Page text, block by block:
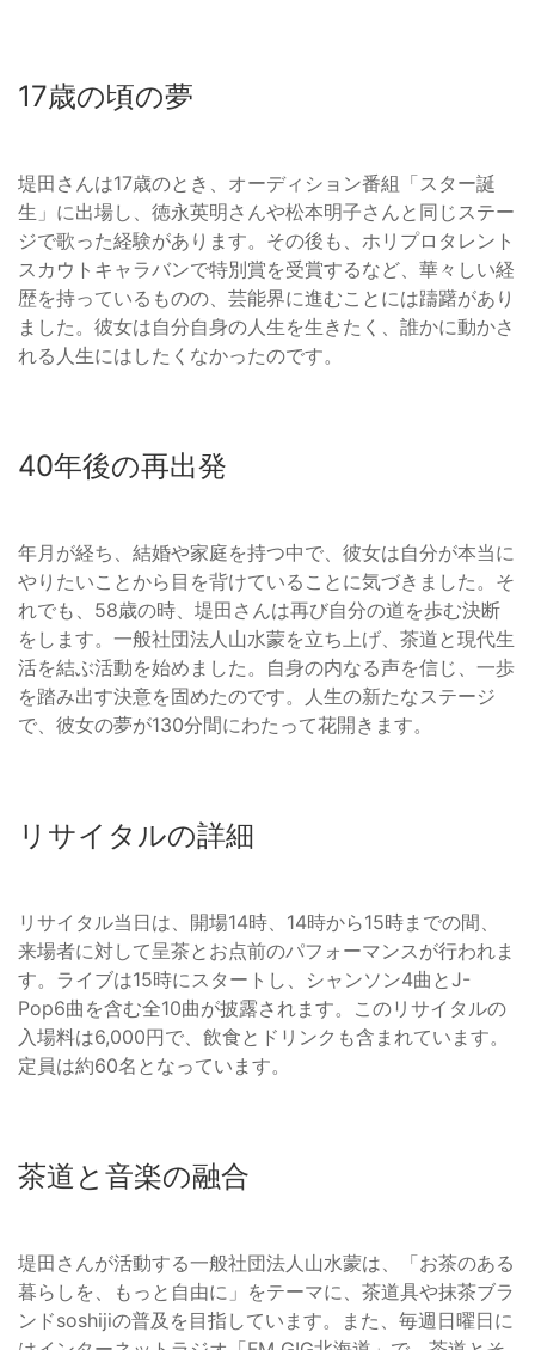
17歳の頃の夢
堤田さんは17歳のとき、オーディション番組「スター誕
生」に出場し、徳永英明さんや松本明子さんと同じステー
ジで歌った経験があります。その後も、ホリプロタレント
スカウトキャラバンで特別賞を受賞するなど、華々しい経
歴を持っているものの、芸能界に進むことには躊躇があり
ました。彼女は自分自身の人生を生きたく、誰かに動かさ
れる人生にはしたくなかったのです。
40年後の再出発
年月が経ち、結婚や家庭を持つ中で、彼女は自分が本当に
やりたいことから目を背けていることに気づきました。そ
れでも、58歳の時、堤田さんは再び自分の道を歩む決断
をします。一般社団法人山水蒙を立ち上げ、茶道と現代生
活を結ぶ活動を始めました。自身の内なる声を信じ、一歩
を踏み出す決意を固めたのです。人生の新たなステージ
で、彼女の夢が130分間にわたって花開きます。
リサイタルの詳細
リサイタル当日は、開場14時、14時から15時までの間、
来場者に対して呈茶とお点前のパフォーマンスが行われま
す。ライブは15時にスタートし、シャンソン4曲とJ-
Pop6曲を含む全10曲が披露されます。このリサイタルの
入場料は6,000円で、飲食とドリンクも含まれています。
定員は約60名となっています。
茶道と音楽の融合
堤田さんが活動する一般社団法人山水蒙は、「お茶のある
暮らしを、もっと自由に」をテーマに、茶道具や抹茶ブラ
ンドsoshijiの普及を目指しています。また、毎週日曜日に